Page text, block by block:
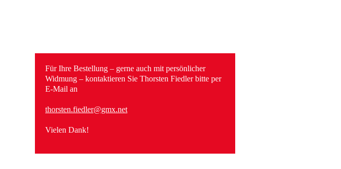
Für Ihre Bestellung – gerne auch mit persönlicher
Widmung – kontaktieren Sie Thorsten Fiedler bitte per
E-Mail an
thorsten.fiedler@gmx.net
Vielen Dank!